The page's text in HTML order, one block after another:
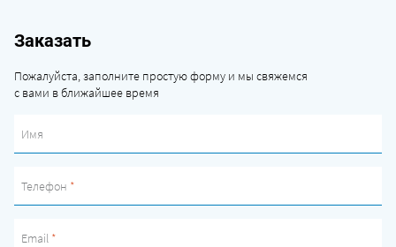
Заказать
Пожалуйста, заполните простую форму и мы свяжемся
с вами в ближайшее время
Имя
Телефон *
Email *